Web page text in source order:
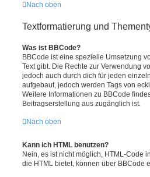
Nach oben
Textformatierung und
Was ist BBCode?
BBCode ist eine spezielle Umsetzung
Text gibt. Die Rechte zur Verwendung
jedoch auch durch dich für jeden
aufgebaut, jedoch werden Tags von
Weitere Informationen zu BBCode
Beitragserstellung aus zugänglich ist.
Nach oben
Kann ich HTML benutzen?
Nein, es ist nicht möglich, HTML-Code
die HTML bietet, können über BBCode